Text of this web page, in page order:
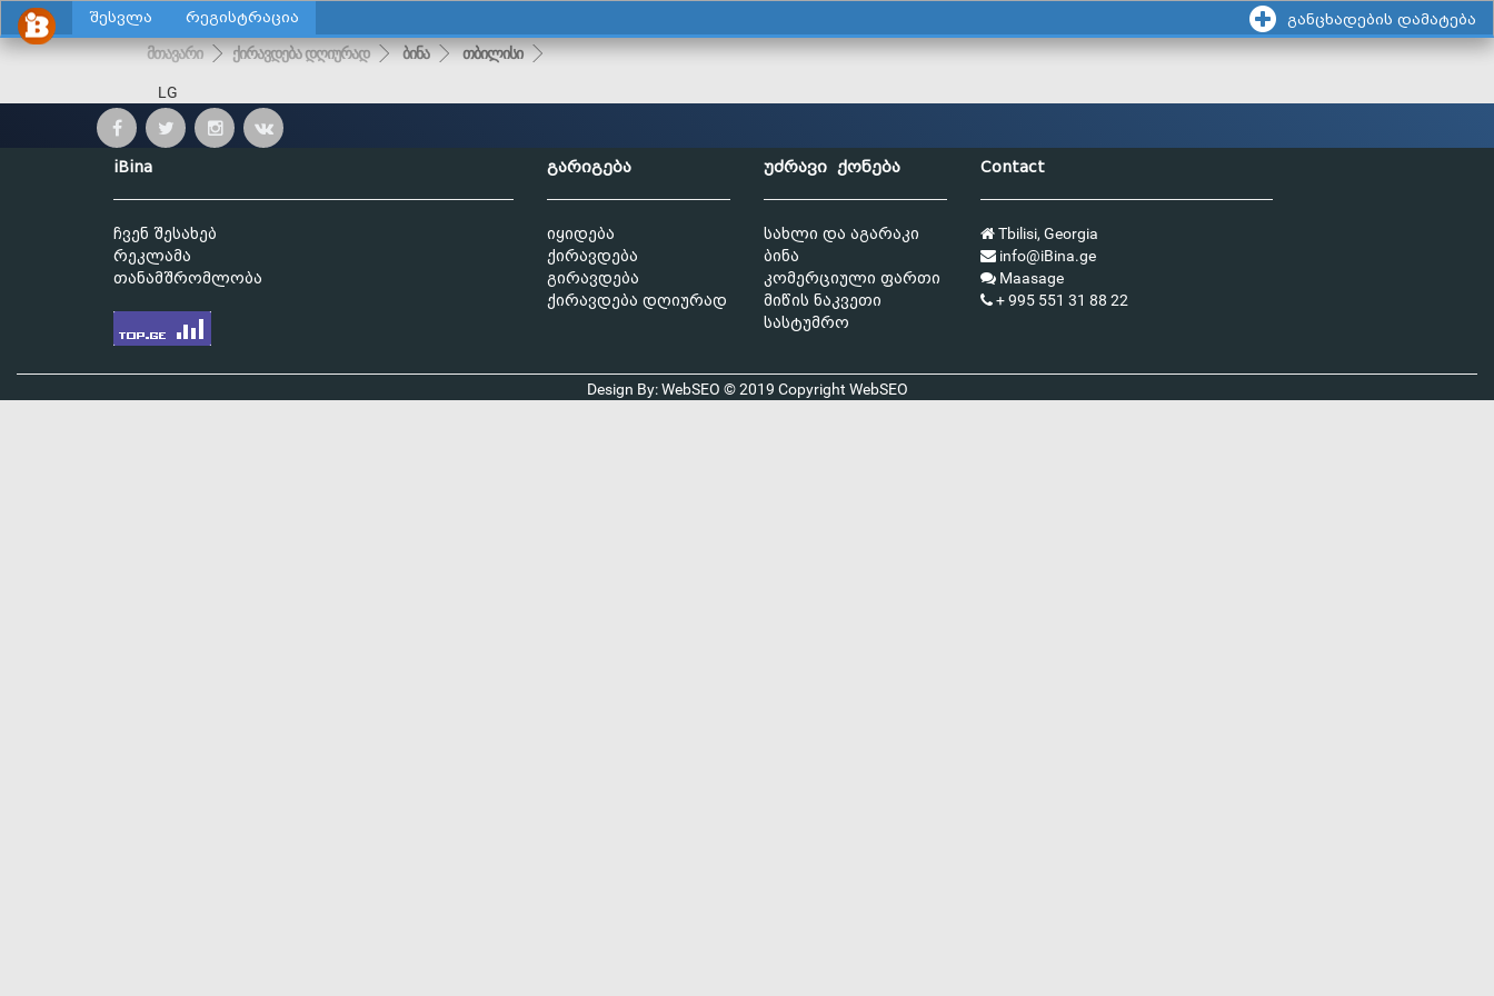
შესვლა რეგისტრაცია განცხადების დამატება
მთავარი ქირავდება დღიურად ბინა თბილისი
LG
iBina
ჩვენ შესახებ
რეკლამა
თანამშრომლობა
გარიგება
იყიდება
ქირავდება
გირავდება
ქირავდება დღიურად
უძრავი ქონება
სახლი და აგარაკი
ბინა
კომერციული ფართი
მიწის ნაკვეთი
სასტუმრო
Contact
Tbilisi, Georgia
info@iBina.ge
Maasage
+ 995 551 31 88 22
Design By: WebSEO © 2019 Copyright WebSEO